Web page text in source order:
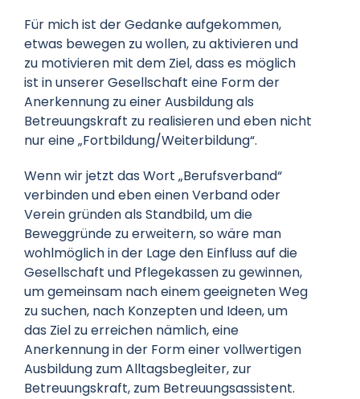
Für mich ist der Gedanke aufgekommen,
etwas bewegen zu wollen, zu aktivieren und
zu motivieren mit dem Ziel, dass es möglich
ist in unserer Gesellschaft eine Form der
Anerkennung zu einer Ausbildung als
Betreuungskraft zu realisieren und eben nicht
nur eine „Fortbildung/Weiterbildung“.
Wenn wir jetzt das Wort „Berufsverband“
verbinden und eben einen Verband oder
Verein gründen als Standbild, um die
Beweggründe zu erweitern, so wäre man
wohlmöglich in der Lage den Einfluss auf die
Gesellschaft und Pflegekassen zu gewinnen,
um gemeinsam nach einem geeigneten Weg
zu suchen, nach Konzepten und Ideen, um
das Ziel zu erreichen nämlich, eine
Anerkennung in der Form einer vollwertigen
Ausbildung zum Alltagsbegleiter, zur
Betreuungskraft, zum Betreuungsassistent.